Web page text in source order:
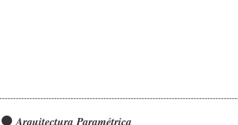
Arquitectura Paramétrica